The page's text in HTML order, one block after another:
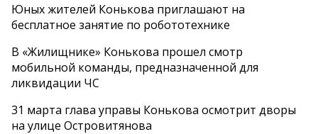
Юных жителей Конькова приглашают на
бесплатное занятие по робототехнике
В «Жилищнике» Конькова прошел смотр
мобильной команды, предназначенной для
ликвидации ЧС
31 марта глава управы Конькова осмотрит дворы
на улице Островитянова